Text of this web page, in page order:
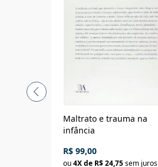
Maltrato e trauma na
infância
R$ 99,00
ou4X de R$ 24,75sem juros